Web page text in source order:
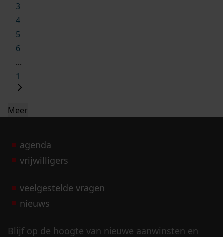
3
4
5
6
...
1
Meer
agenda
vrijwilligers
veelgestelde vragen
nieuws
Blijf op de hoogte van nieuwe aanwinsten en